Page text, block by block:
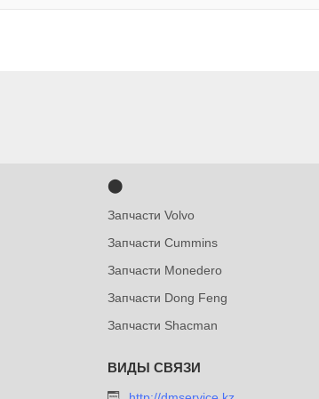
⬤
Запчасти Volvo
Запчасти Cummins
Запчасти Monedero
Запчасти Dong Feng
Запчасти Shacman